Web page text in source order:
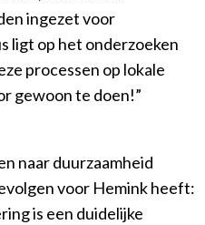
ingezet voor
ligt op het onderzoeken
processen op lokale
gewoon te doen!”
naar duurzaamheid
voor Hemink heeft:
is een duidelijke